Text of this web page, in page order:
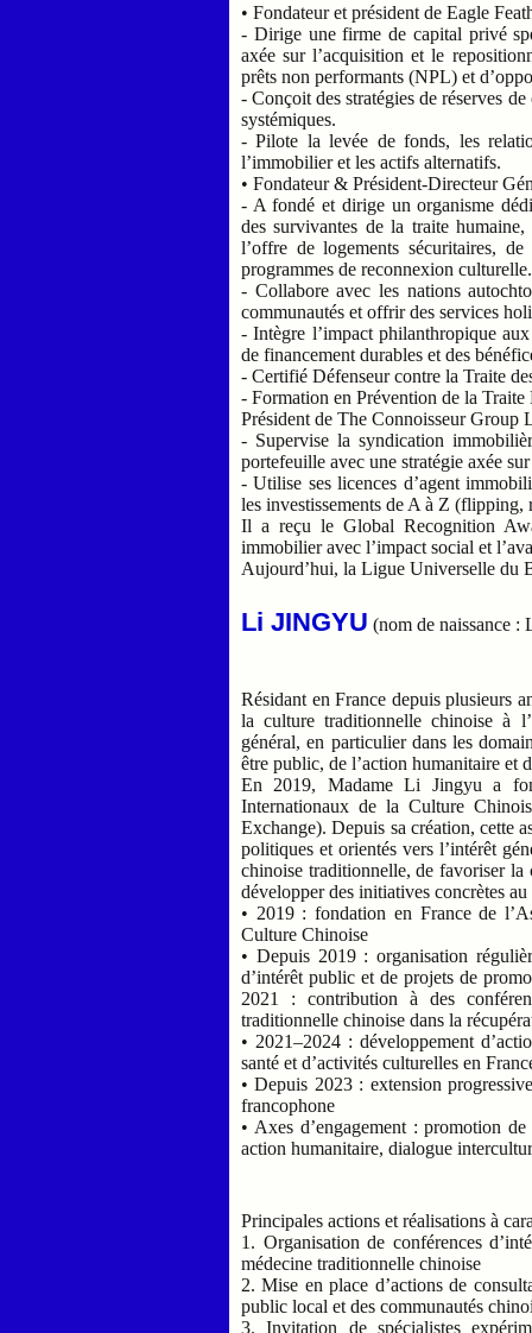
• Fondateur et président de Eagle
- Dirige une firme de capital privé
axée sur l’acquisition et le
prêts non performants (NPL) et
- Conçoit des stratégies de réserves
systémiques.
- Pilote la levée de fonds, les
l’immobilier et les actifs alternatifs.
• Fondateur & Président-Directeur
- A fondé et dirige un organisme
des survivantes de la traite
l’offre de logements sécuritaires,
programmes de reconnexion
- Collabore avec les nations
communautés et offrir des services
- Intègre l’impact philanthropique
de financement durables et des
- Certifié Défenseur contre la Traite
- Formation en Prévention de la
Président de The Connoisseur
- Supervise la syndication
portefeuille avec une stratégie axée
- Utilise ses licences d’agent
les investissements de A à Z (flipping,
Il a reçu le Global Recognition
immobilier avec l’impact social et
Aujourd’hui, la Ligue Universelle du
Li JINGYU (nom de naissance
Résidant en France depuis plusieurs
la culture traditionnelle chinoise à
général, en particulier dans les
être public, de l’action humanitaire et
En 2019, Madame Li Jingyu a
Internationaux de la Culture
Exchange). Depuis sa création, cette
politiques et orientés vers l’intérêt
chinoise traditionnelle, de favoriser la
développer des initiatives concrètes
• 2019 : fondation en France de
Culture Chinoise
• Depuis 2019 : organisation
d’intérêt public et de projets de
2021 : contribution à des
traditionnelle chinoise dans la
• 2021–2024 : développement
santé et d’activités culturelles en
• Depuis 2023 : extension
francophone
• Axes d’engagement : promotion
action humanitaire, dialogue
Principales actions et réalisations à
1. Organisation de conférences
médecine traditionnelle chinoise
2. Mise en place d’actions de
public local et des communautés
3. Invitation de spécialistes